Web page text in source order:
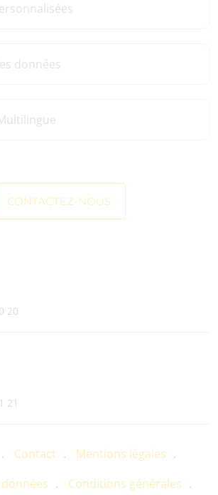
données
CONTACTEZ-NOUS
20
21
Contact
Mentions légales
Conditions générales